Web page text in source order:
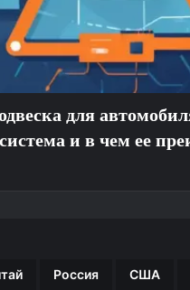
для
и в чем ее
Россия США